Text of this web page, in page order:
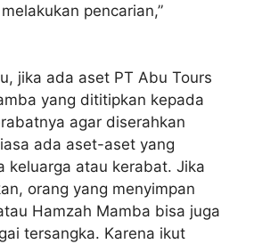
pencarian,”
jika ada aset PT Abu Tours
yang dititipkan kepada
agar diserahkan
ada aset-aset yang
keluarga atau kerabat. Jika
orang yang menyimpan
Hamzah Mamba bisa juga
tersangka. Karena ikut